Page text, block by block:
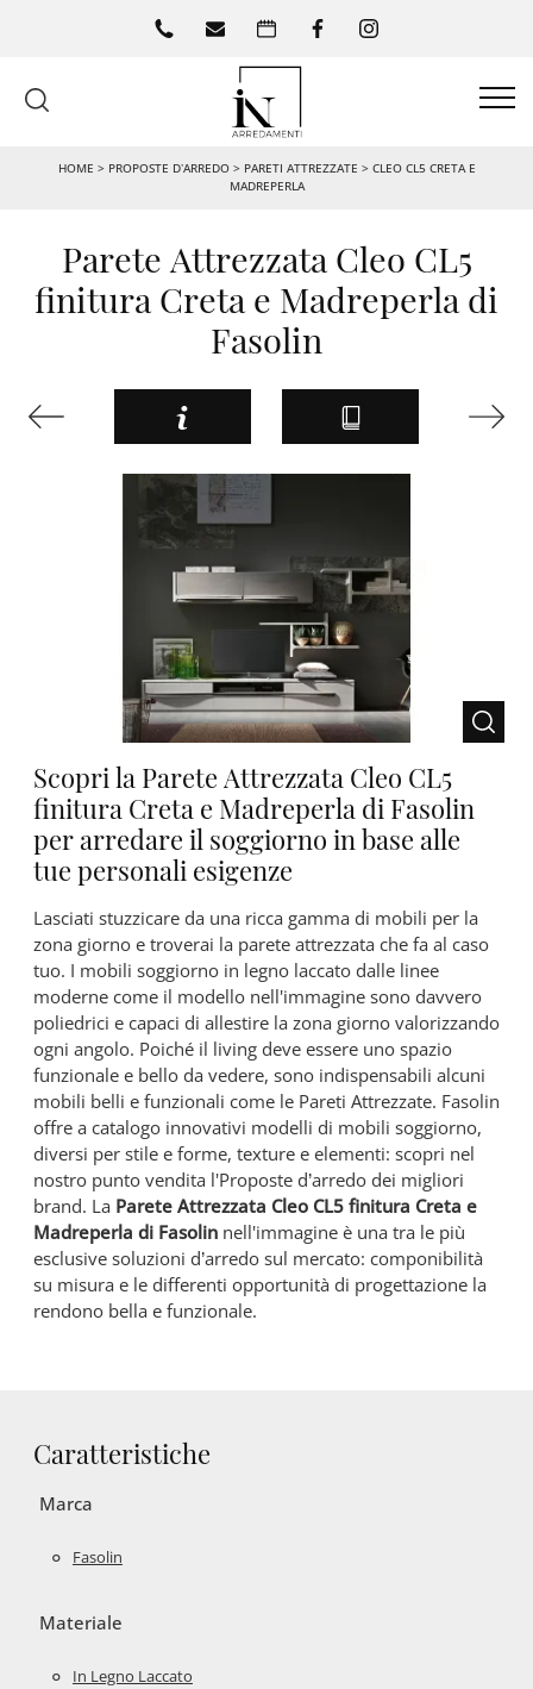
HOME > PROPOSTE D’ARREDO> PARETI ATTREZZATE > CLEO CL5 CRETA E
MADREPERLA
Parete Attrezzata Cleo CL5
finitura Creta e Madreperla di
Fasolin
Scopri la Parete Attrezzata Cleo CL5
finitura Creta e Madreperla di Fasolin
per arredare il soggiorno in base alle
tue personali esigenze
Lasciati stuzzicare da una ricca gamma di mobili per la
zona giorno e troverai la parete attrezzata che fa al caso
tuo. I mobili soggiorno in legno laccato dalle linee
moderne come il modello nell'immagine sono davvero
poliedrici e capaci di allestire la zona giorno valorizzando
ogni angolo. Poiché il living deve essere uno spazio
funzionale e bello da vedere, sono indispensabili alcuni
mobili belli e funzionali come le Pareti Attrezzate. Fasolin
offre a catalogo innovativi modelli di mobili soggiorno,
diversi per stile e forme, texture e elementi: scopri nel
nostro punto vendita l'Proposte d’arredo dei migliori
brand. La Parete Attrezzata Cleo CL5 finitura Creta e
Madreperla di Fasolin nell'immagine è una tra le più
esclusive soluzioni d’arredo sul mercato: componibilità
su misura e le differenti opportunità di progettazione la
rendono bella e funzionale.
Caratteristiche
Marca
Fasolin
Materiale
In Legno Laccato